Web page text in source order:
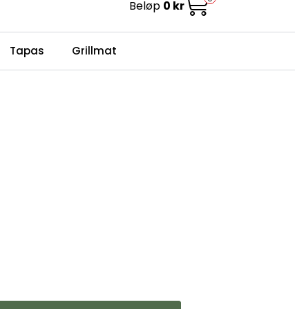
Infosenter Favoritter
Beløp 0 kr
Tapas Grillmat